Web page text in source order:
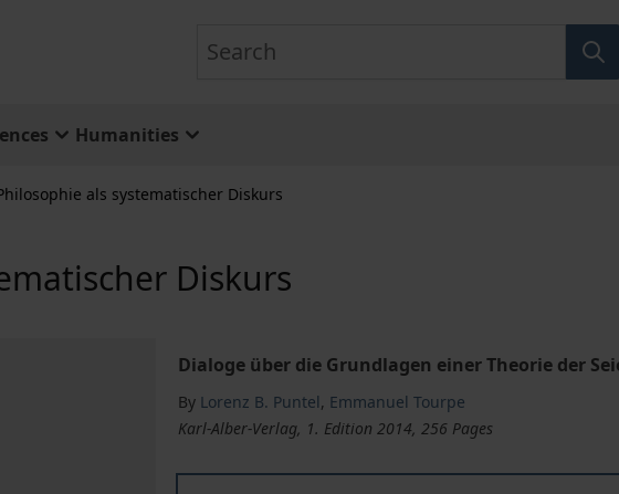
Humanities
als systematischer Diskurs
Diskurs
Dialoge über die Grundlagen einer Theorie der
By Lorenz B. Puntel, Emmanuel Tourpe
Karl-Alber-Verlag, 1. Edition 2014, 256 Pages